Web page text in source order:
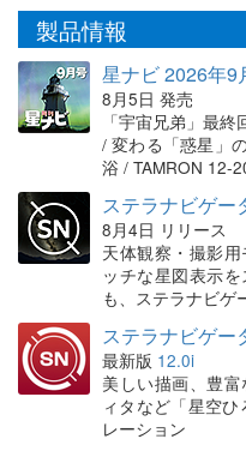
製品情報
星ナビ 2026年9
8月5日 発売
「宇宙兄弟」最
/ 変わる「惑星」
浴 / TAMRON 12-
ステラナビゲー
8月4日 リリース
天体観察・撮影
ッチな星図表示
も、ステラナビゲ
ステラナビゲー
最新版 12.0i
美しい描画、豊
ィタなど「星空
レーション